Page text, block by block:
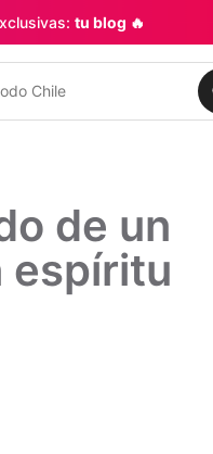
tu blog 🔥
de un
espíritu